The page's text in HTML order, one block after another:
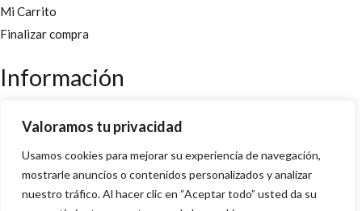
Valoramos tu privacidad
Usamos cookies para mejorar su experiencia de navegación,
mostrarle anuncios o contenidos personalizados y analizar
nuestro tráfico. Al hacer clic en “Aceptar todo” usted da su
Mi Carrito
Finalizar compra
Información
Políticas y cookies
Política de privacidad y condiciones
Copyright 2022 © Desarrollado porInnoweb Mediapara